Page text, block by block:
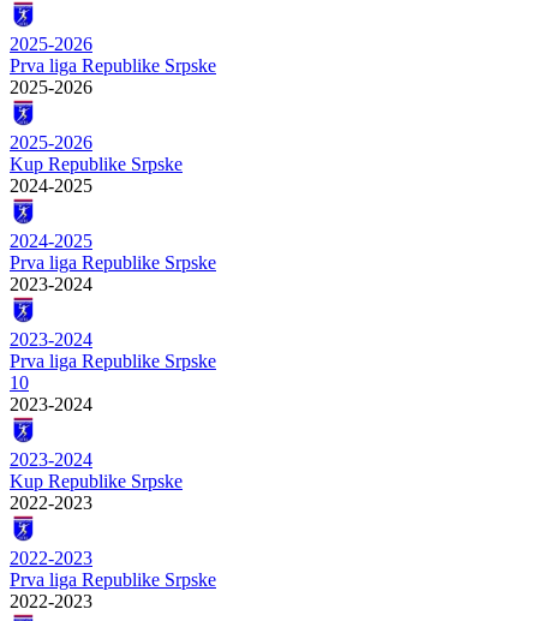
2025-2026
Prva liga Republike Srpske
2025-2026
2025-2026
Kup Republike Srpske
2024-2025
2024-2025
Prva liga Republike Srpske
2023-2024
2023-2024
Prva liga Republike Srpske
10
2023-2024
2023-2024
Kup Republike Srpske
2022-2023
2022-2023
Prva liga Republike Srpske
2022-2023